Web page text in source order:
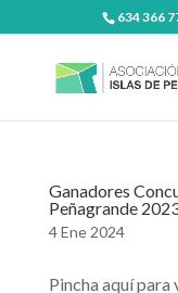
634 366
Ganadores
Peñagrande
4 Ene 2024
Pincha aquí